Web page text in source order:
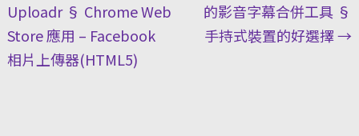
navigation
Uploadr § Chrome Web
Store 應用 – Facebook
相片上傳器(HTML5)
的影音字幕合併工具 §
手持式裝置的好選擇→